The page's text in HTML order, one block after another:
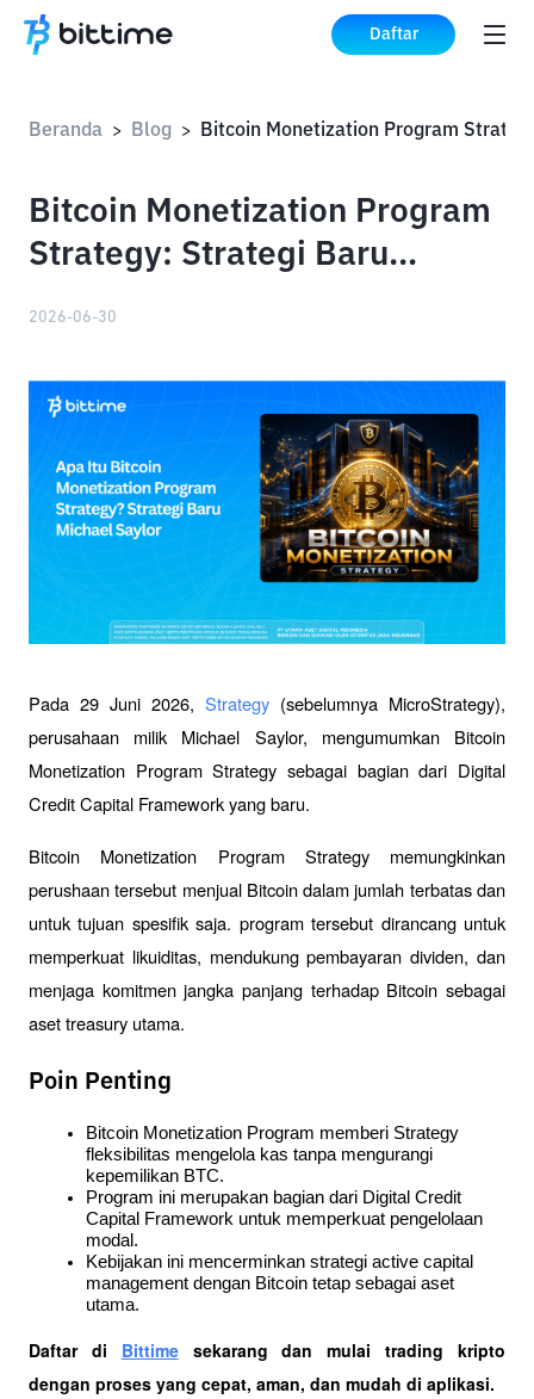
Daftar
Beranda > Blog >
Bitcoin Monetization Program
Strategy: Strategi Baru
2026-06-30
Pada 29 Juni 2026, Strategy (sebelumnya MicroStrategy),
perusahaan milik Michael Saylor, mengumumkan Bitcoin
Monetization Program Strategy sebagai bagian dari Digital
Credit Capital Framework yang baru.
Bitcoin Monetization Program Strategy memungkinkan
perushaan tersebut menjual Bitcoin dalam jumlah terbatas dan
untuk tujuan spesifik saja. program tersebut dirancang untuk
memperkuat likuiditas, mendukung pembayaran dividen, dan
menjaga komitmen jangka panjang terhadap Bitcoin sebagai
aset treasury utama.
Poin Penting
Bitcoin Monetization Program memberi Strategy
fleksibilitas mengelola kas tanpa mengurangi
kepemilikan BTC.
Program ini merupakan bagian dari Digital Credit
Capital Framework untuk memperkuat pengelolaan
modal.
Kebijakan ini mencerminkan strategi active capital
management dengan Bitcoin tetap sebagai aset
utama.
Daftar di Bittime sekarang dan mulai trading kripto
dengan proses yang cepat, aman, dan mudah di aplikasi.